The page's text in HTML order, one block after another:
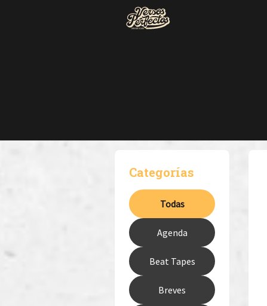
Categorías
Todas
Agenda
Beat Tapes
Breves